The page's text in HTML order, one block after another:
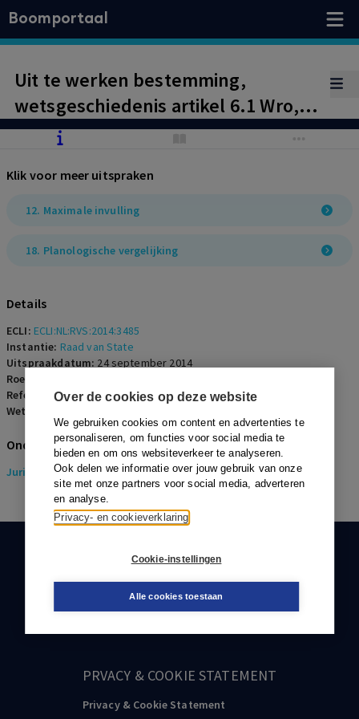
Over de cookies op deze website
We gebruiken cookies om content en advertenties te
personaliseren, om functies voor social media te
bieden en om ons websiteverkeer te analyseren.
Ook delen we informatie over jouw gebruik van onze
site met onze partners voor social media, adverteren
en analyse.
Privacy- en cookieverklaring
Cookie-instellingen
Alle cookies toestaan
Boomportaal
Uit te werken bestemming,
wetsgeschiedenis artikel 6.1 Wro,
rechtszekerheid en planologische
Klik voor meer uitspraken
12. Maximale invulling
18. Planologische vergelijking
Details
ECLI: ECLI:NL:RVS:2014:3485
Instantie: Raad van State
Uitspraakdatum: 24 september 2014
Roepnaam:
Referentienummer:OGR-2014-0234
Wetsartikelen:
Onderwerpen
Juridisch> Omgevingsrecht
KLANTENSERVICE
PRVACY & COOKIE STATEMENT
Privacy & Cookie Statement